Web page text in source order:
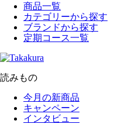
商品一覧
カテゴリーから探す
ブランドから探す
定期コース一覧
読みもの
今月の新商品
キャンペーン
インタビュー